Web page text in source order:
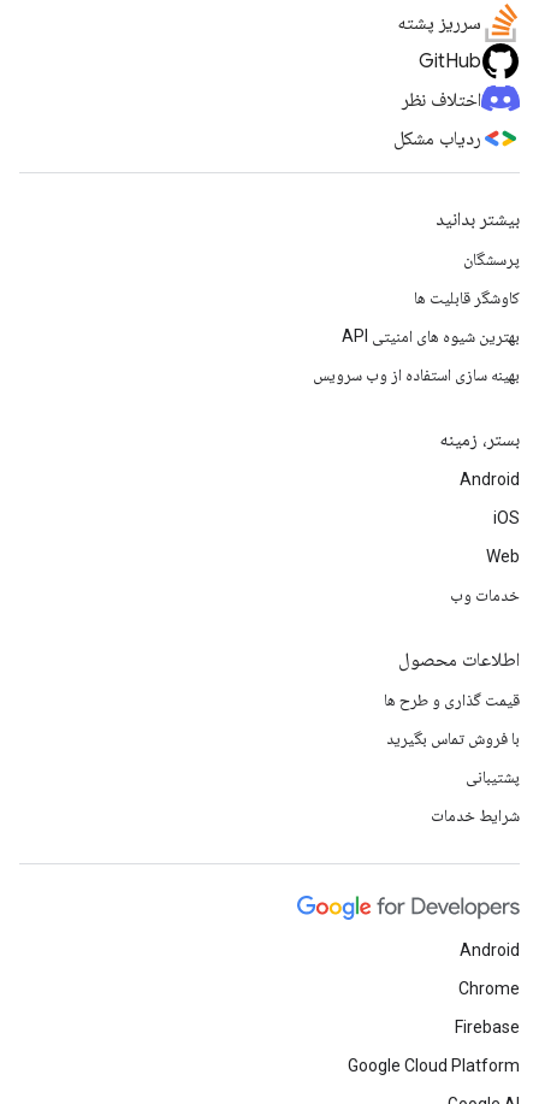
سرریز پشته
GitHub
اختلاف نظر
ردیاب مشکل
بیشتر بدانید
پرسشگان
کاوشگر قابلیت ها
بهترین شیوه های امنیتی API
بهینه سازی استفاده از وب سرویس
بستر، زمینه
Android
iOS
Web
خدمات وب
اطلاعات محصول
قیمت گذاری و طرح ها
با فروش تماس بگیرید
پشتیبانی
شرایط خدمات
Android
Chrome
Firebase
Google Cloud Platform